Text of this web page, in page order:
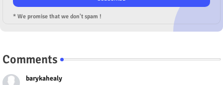
* We promise that we don't spam !
Comments
barykahealy